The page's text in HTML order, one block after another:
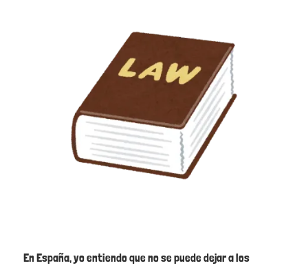
En España, yo entiendo que no se puede dejar a los